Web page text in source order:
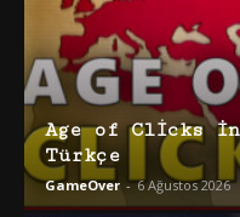
Age of Clicks
Türkçe
GameOver - 6 Ağustos 2026